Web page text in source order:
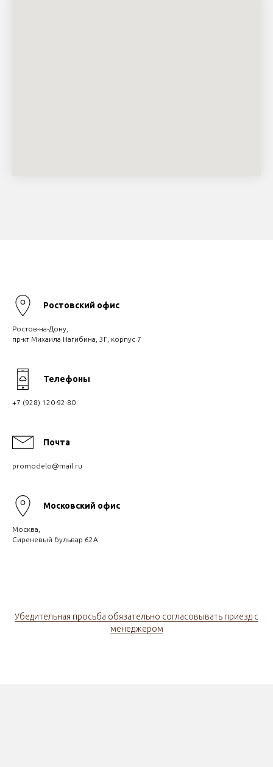
Ростовский офис
Ростов-на-Дону,
пр-кт Михаила Нагибина, 3Г, корпус 7
Телефоны
+7 (928) 120-92-80
Почта
promodelo@mail.ru
Московский офис
Москва,
Сиреневый бульвар 62А
Убедительная просьба обязательно согласовывать приезд с
менеджером